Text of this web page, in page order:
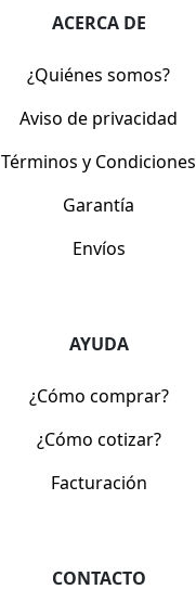
ACERCA DE
¿Quiénes somos?
Aviso de privacidad
Términos y Condiciones
Garantía
Envíos
AYUDA
¿Cómo comprar?
¿Cómo cotizar?
Facturación
CONTACTO